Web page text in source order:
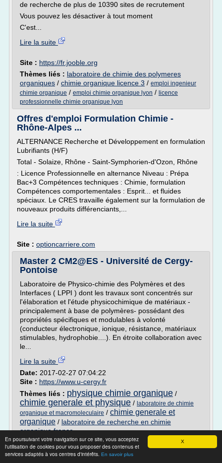
X
En poursuivant votre navigation sur ce site, vous acceptez
l'utilisation de cookies pour vous proposer des contenus et
services adaptés à vos centres d'intérêts. En savoir plus
de recherche de plus de 10390 sites de recrutement
Vous pouvez les désactiver à tout moment
C'est...
Lire la suite
Site : https://fr.jooble.org
Thèmes liés : laboratoire de chimie des polymeres
organiques / chimie organique licence 3 / emploi ingenieur
chimie organique / emploi chimie organique lyon / licence
professionnelle chimie organique lyon
Offres d'emploi Formulation Chimie -
Rhône-Alpes ...
ALTERNANCE Recherche et Développement en formulation
Lubrifiants (H/F)
Total - Solaize, Rhône - Saint-Symphorien-d'Ozon, Rhône
: Licence Professionnelle en alternance Niveau : Prépa
Bac+3 Compétences techniques : Chimie, formulation
Compétences comportementales : Esprit... et fluides
spéciaux. Le CRES travaille également sur la formulation de
nouveaux produits différenciants,...
Lire la suite
Site : optioncarriere.com
Master 2 CM2@ES - Université de Cergy-
Pontoise
Laboratoire de Physico-chimie des Polymères et des
Interfaces ( LPPI ) dont les travaux sont concentrés sur
l'élaboration et l'étude physicochimique de matériaux -
principalement à base de polymères- possédant des
propriétés spécifiques et modulables à volonté
(conducteur électronique, ionique, résistance, matériaux
stimulables, hydrophobie....). En étroite collaboration avec
le...
Lire la suite
Date: 2017-02-27 07:04:22
Site : https://www.u-cergy.fr
Thèmes liés : physique chimie organique /
chimie generale et physique / laboratoire de chimie
organique et macromoleculaire / chimie generale et
organique / laboratoire de recherche en chimie
organique france
Université de Lorraine — Wikipédia